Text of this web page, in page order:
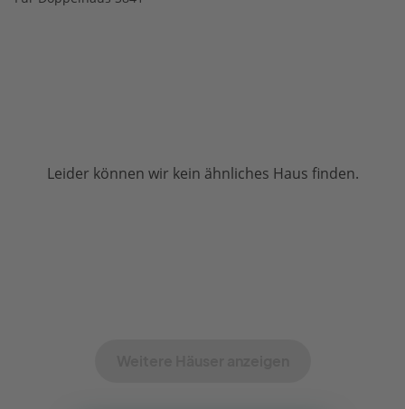
Leider können wir kein ähnliches Haus finden.